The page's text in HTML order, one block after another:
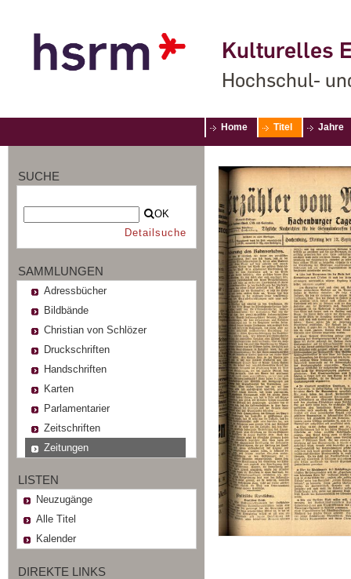
Kulturelles
Hochschul-
Home Titel Jahre
SUCHE
OK
Detailsuche
SAMMLUNGEN
Adressbücher
Bildbände
Christian von Schlözer
Druckschriften
Handschriften
Karten
Parlamentarier
Zeitschriften
Zeitungen
LISTEN
Neuzugänge
Alle Titel
Kalender
DIREKTE LINKS